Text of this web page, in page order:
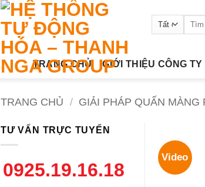
Tìm
TRANG CHỦ GIỚI THIỆU CÔNG TY
TRANG CHỦ / GIẢI PHÁP QUẤN MÀNG
TƯ VẤN TRỰC TUYẾN
0925.19.16.18
Video